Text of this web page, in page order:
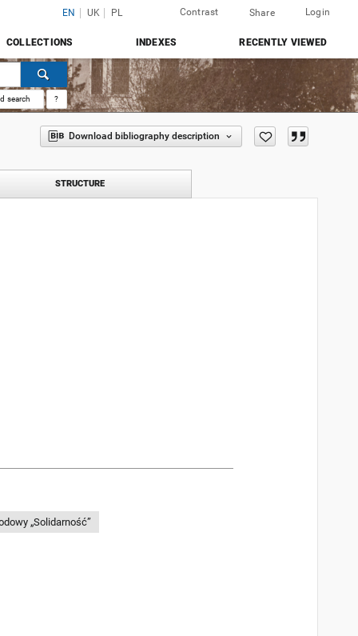
EN UK PL Contrast Share Login
COLLECTIONS INDEXES RECENTLY VIEWED
search ?
Download bibliography description
STRUCTURE
„Solidarność”